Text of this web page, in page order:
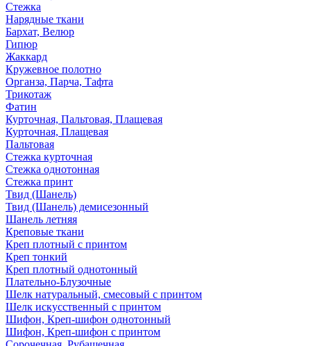
Стежка
Нарядные ткани
Бархат, Велюр
Гипюр
Жаккард
Кружевное полотно
Органза, Парча, Тафта
Трикотаж
Фатин
Курточная, Пальтовая, Плащевая
Курточная, Плащевая
Пальтовая
Стежка курточная
Стежка однотонная
Стежка принт
Твид (Шанель)
Твид (Шанель) демисезонный
Шанель летняя
Креповые ткани
Креп плотный с принтом
Креп тонкий
Креп плотный однотонный
Плательно-Блузочные
Шелк натуральный, смесовый с принтом
Шелк искусственный с принтом
Шифон, Креп-шифон однотонный
Шифон, Креп-шифон с принтом